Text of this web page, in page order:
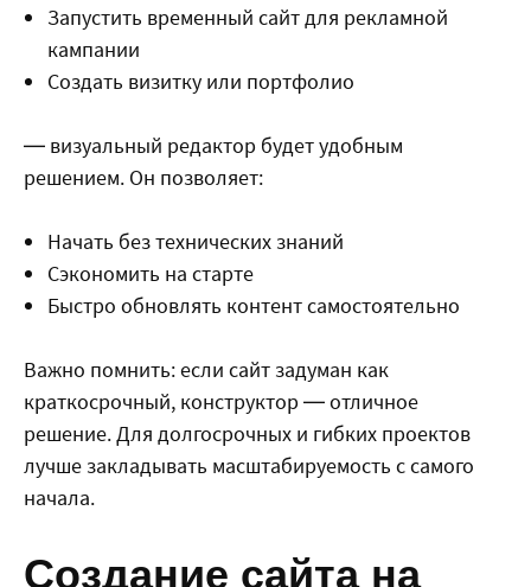
Запустить временный сайт для рекламной
кампании
Создать визитку или портфолио
— визуальный редактор будет удобным
решением. Он позволяет:
Начать без технических знаний
Сэкономить на старте
Быстро обновлять контент самостоятельно
Важно помнить: если сайт задуман как
краткосрочный, конструктор — отличное
решение. Для долгосрочных и гибких проектов
лучше закладывать масштабируемость с самого
начала.
Создание сайта на